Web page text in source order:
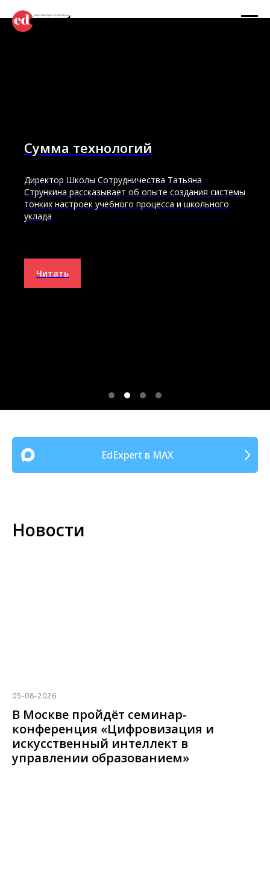
Сумма технологий
Директор Школы Сотрудничества Татьяна
Стрункина рассказывает об опыте создания системы
тонких настроек учебного процесса и школьного
уклада
Читать
EdExpert в MAX
Новости
05-08-2026
В Москве пройдёт семинар-
конференция «Цифровизация и
искусственный интеллект в
управлении образованием»